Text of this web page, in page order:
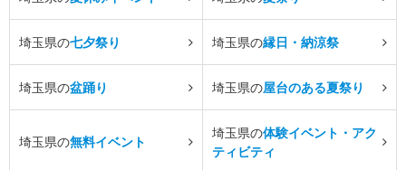
埼玉県の七夕祭り 埼玉県の縁日・納涼祭
埼玉県の盆踊り 埼玉県の屋台のある夏祭り
埼玉県の無料イベント
埼玉県の体験イベント・アク
ティビティ